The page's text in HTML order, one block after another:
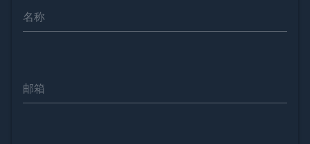
名称
邮箱